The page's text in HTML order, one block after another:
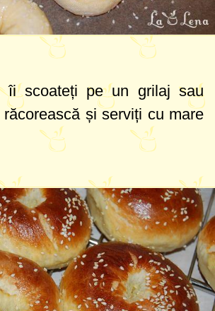
îi scoateți pe un grilaj sau
și serviți cu mare